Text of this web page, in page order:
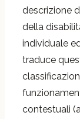
descrizione
della
individuale
traduce
contestuali